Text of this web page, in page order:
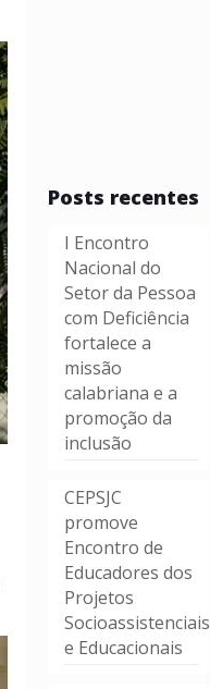
Posts recentes
I Encontro
Nacional do
Setor da Pessoa
com Deficiência
fortalece a
missão
calabriana e a
promoção da
inclusão
CEPSJC
promove
Encontro de
Educadores dos
Projetos
Socioassistenciais
e Educacionais